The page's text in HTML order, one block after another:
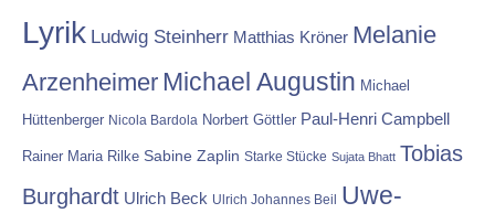
Lyrik Ludwig Steinherr Matthias Kröner Melanie
Arzenheimer Michael Augustin Michael
Hüttenberger Nicola Bardola Norbert Göttler Paul-Henri Campbell
Rainer Maria Rilke Sabine Zaplin Starke Stücke Sujata Bhatt Tobias
Burghardt Ulrich Beck Ulrich Johannes Beil
Uwe-